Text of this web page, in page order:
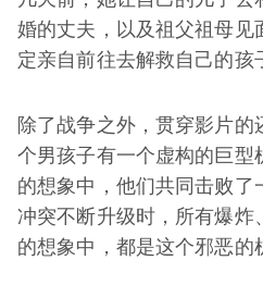
婚的丈夫，以及祖父祖母见
定亲自前往去解救自己的孩
除了战争之外，贯穿影片
个男孩子有一个虚构的巨型
的想象中，他们共同击败了
冲突不断升级时，所有爆炸
的想象中，都是这个邪恶的